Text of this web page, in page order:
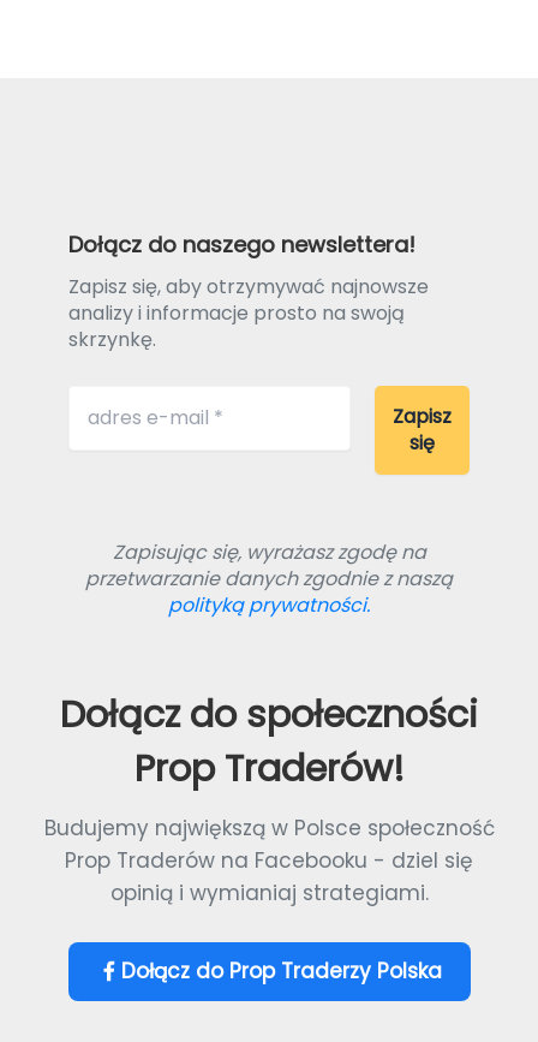
Dołącz do naszego newslettera!
Zapisz się, aby otrzymywać najnowsze
analizy i informacje prosto na swoją
skrzynkę.
Zapisując się, wyrażasz zgodę na
przetwarzanie danych zgodnie z naszą
polityką prywatności.
Dołącz do społeczności
Prop Traderów!
Budujemy największą w Polsce społeczność
Prop Traderów na Facebooku - dziel się
opinią i wymianiaj strategiami.
Dołącz do Prop Traderzy Polska